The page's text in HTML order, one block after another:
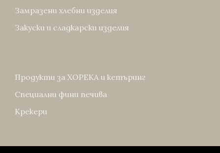
Замразени хлебни изделия
Закуски и сладкарски изделия
Продукти за ХОРЕКА и кетъринг
Специални фини печива
Крекери